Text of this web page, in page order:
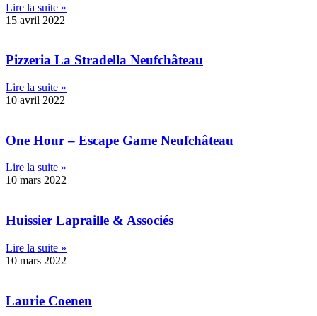
Lire la suite »
15 avril 2022
Pizzeria La Stradella Neufchâteau
Lire la suite »
10 avril 2022
One Hour – Escape Game Neufchâteau
Lire la suite »
10 mars 2022
Huissier Lapraille & Associés
Lire la suite »
10 mars 2022
Laurie Coenen